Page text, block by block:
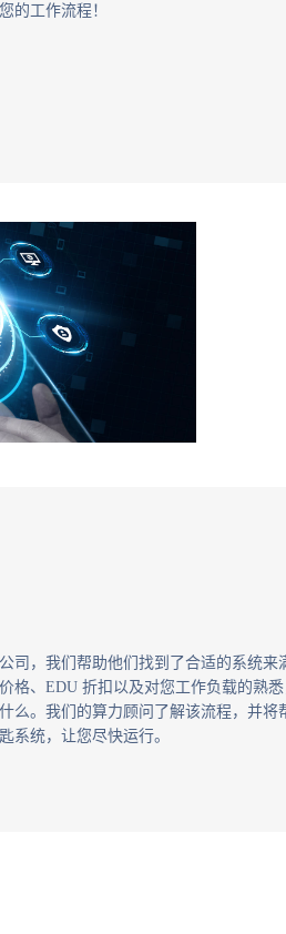
的工作流程！
司，我们帮助他们找到了合适的系统来
格、EDU 折扣以及对您工作负载的熟悉
么。我们的算力顾问了解该流程，并将
系统，让您尽快运行。